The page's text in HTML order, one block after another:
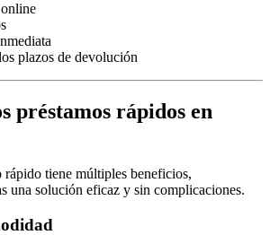
plazos de devolución
préstamos rápidos en
rápido tiene múltiples beneficios,
una solución eficaz y sin complicaciones.